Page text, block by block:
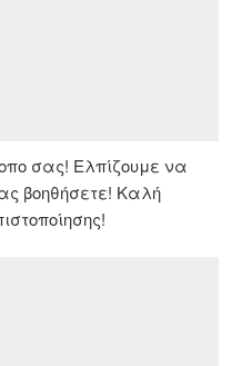
σας! Ελπίζουμε να
βοηθήσετε! Καλή